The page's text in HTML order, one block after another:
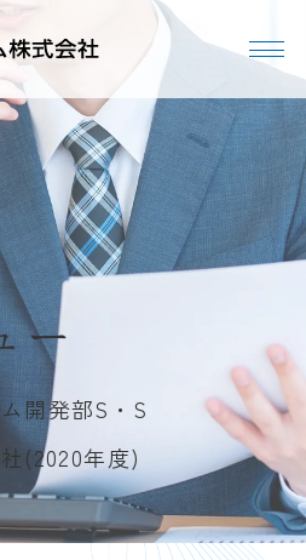
ー
開発部S・S
(2020年度)